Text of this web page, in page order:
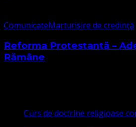
ComunicateMarturisire de credință
Reforma Protestantă –
Rămâne
Curs de doctrine religioase